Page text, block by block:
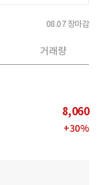
08.07 장마감
거래량
8,060
+30%